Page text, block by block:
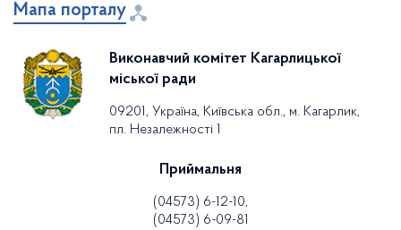
Мапа порталу
Виконавчий комітет Кагарлицької
міської ради
09201, Україна, Київська обл., м. Кагарлик,
пл. Незалежності 1
Приймальня
(04573) 6-12-10,
(04573) 6-09-81